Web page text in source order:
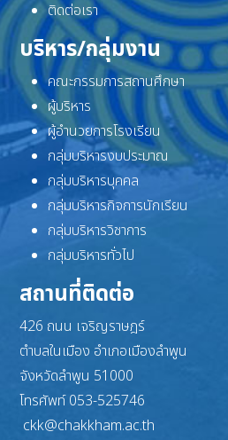
ติดต่อเรา
บริหาร/กลุ่มงาน
คณะกรรมการสถานศึกษา
ผู้บริหาร
ผู้อำนวยการโรงเรียน
กลุ่มบริหารงบประมาณ
กลุ่มบริหารบุคคล
กลุ่มบริหารกิจการนักเรียน
กลุ่มบริหารวิชาการ
กลุ่มบริหารทั่วไป
สถานที่ติดต่อ
426 ถนน เจริญราษฎร์
ตำบลในเมือง อำเภอเมืองลำพูน
จังหวัดลำพูน 51000
โทรศัพท์ 053-525746
ckk@chakkham.ac.th